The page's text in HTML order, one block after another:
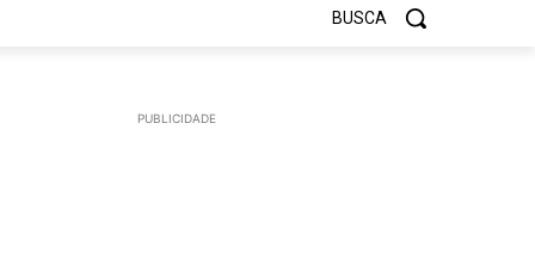
BUSCA
PUBLICIDADE